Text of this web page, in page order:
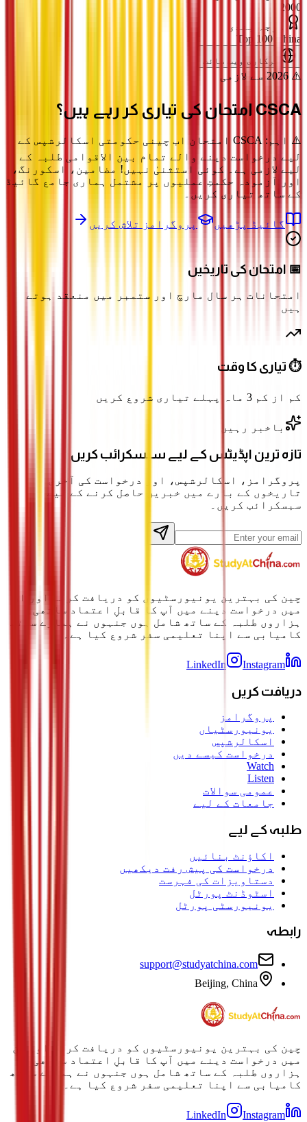
2000
درجہ بندی
Top 100 China
سرکاری ویب سائٹ
⚠️ 2026 سے لازمی
CSCA امتحان کی تیاری کر رہے ہیں؟
⚠️ اہم: CSCA امتحان اب چینی حکومتی اسکالرشپس کے
لیے درخواست دینے والے تمام بین الاقوامی طلبہ کے
لیے لازمی ہے۔ کوئی استثنیٰ نہیں! مضامین، اسکورنگ،
اور آزمودہ حکمتِ عملیوں پر مشتمل ہماری جامع گائیڈ
کے ساتھ تیاری کریں۔
گائیڈ پڑھیں پروگرامز تلاش کریں
📅 امتحان کی تاریخیں
امتحانات ہر سال مارچ اور ستمبر میں منعقد ہوتے
ہیں
⏱️ تیاری کا وقت
کم از کم 3 ماہ پہلے تیاری شروع کریں
باخبر رہیں
تازہ ترین اپڈیٹس کے لیے سبسکرائب کریں
پروگرامز، اسکالرشپس، اور درخواست کی آخری
تاریخوں کے بارے میں خبریں حاصل کرنے کے لیے
سبسکرائب کریں۔
چین کی بہترین یونیورسٹیوں کو دریافت کرنے اور ان
میں درخواست دینے میں آپ کا قابلِ اعتماد ساتھی۔
ہزاروں طلبہ کے ساتھ شامل ہوں جنہوں نے ہمارے ساتھ
کامیابی سے اپنا تعلیمی سفر شروع کیا ہے۔
LinkedIn Instagram
دریافت کریں
پروگرامز
یونیورسٹیاں
اسکالرشپس
درخواست کیسے دیں
Watch
Listen
عمومی سوالات
جامعات کے لیے
طلبہ کے لیے
اکاؤنٹ بنائیں
درخواست کی پیش رفت دیکھیں
دستاویزات کی فہرست
اسٹوڈنٹ پورٹل
یونیورسٹی پورٹل
رابطہ
support@studyatchina.com
Beijing, China
چین کی بہترین یونیورسٹیوں کو دریافت کرنے اور ان
میں درخواست دینے میں آپ کا قابلِ اعتماد ساتھی۔
ہزاروں طلبہ کے ساتھ شامل ہوں جنہوں نے ہمارے ساتھ
کامیابی سے اپنا تعلیمی سفر شروع کیا ہے۔
LinkedIn Instagram